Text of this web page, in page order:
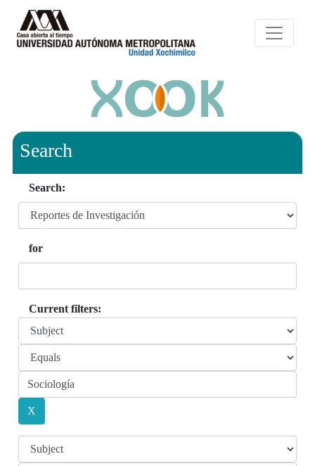
Search
Search:
for
Current filters: